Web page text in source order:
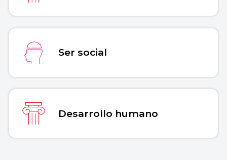
Ser social
Desarrollo humano